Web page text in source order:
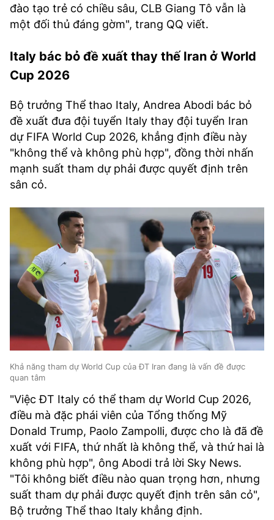
đào tạo trẻ có chiều sâu, CLB Giang Tô vẫn là
một đối thủ đáng gờm", trang QQ viết.
Italy bác bỏ đề xuất thay thế Iran ở World
Cup 2026
Bộ trưởng Thể thao Italy, Andrea Abodi bác bỏ
đề xuất đưa đội tuyển Italy thay đội tuyển Iran
dự FIFA World Cup 2026, khẳng định điều này
"không thể và không phù hợp", đồng thời nhấn
mạnh suất tham dự phải được quyết định trên
sân cỏ.
Khả năng tham dự World Cup của ĐT Iran đang là vấn đề được
quan tâm
"Việc ĐT Italy có thể tham dự World Cup 2026,
điều mà đặc phái viên của Tổng thống Mỹ
Donald Trump, Paolo Zampolli, được cho là đã đề
xuất với FIFA, thứ nhất là không thể, và thứ hai là
không phù hợp", ông Abodi trả lời Sky News.
"Tôi không biết điều nào quan trọng hơn, nhưng
suất tham dự phải được quyết định trên sân cỏ",
Bộ trưởng Thể thao Italy khẳng định.